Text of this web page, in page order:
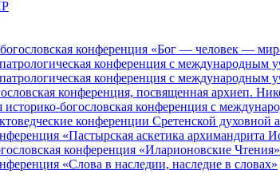
конференция «Бог — человек —
конференция с международным
конференция с
конференция, посвященная архиеп.
историко-богословская конференция с
конференции Сретенской духовной
«Пастырская аскетика архимандрита
конференция «Иларионовские Чтения»
«Cлова в наследии, наследие в словах»